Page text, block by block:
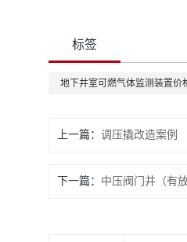
标签
地下井室可燃气体监测装置价
上一篇： 调压撬改造案例
下一篇： 中压阀门井（有